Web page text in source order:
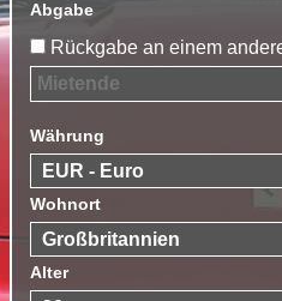
Abgabe
Rückgabe an einem
Währung
Wohnort
Alter